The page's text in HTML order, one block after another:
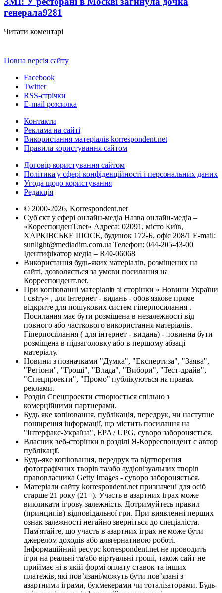
генерала9281
Читати коментарі
Повна версія сайту
Facebook
Twitter
RSS-стрічки
E-mail розсилка
Контакти
Реклама на сайті
Використання матеріалів korrespondent.net
Правила користування сайтом
Договір користування сайтом
Політика у сфері конфіденційності і персональних даних
Угода щодо користування
Редакція
© 2000-2026, Korrespondent.net
Суб'єкт у сфері онлайн-медіа Назва онлайн-медіа –
«КореспонденТ.net» Адреса: 02091, місто Київ,
ХАРКІВСЬКЕ ШОСЕ, будинок 172-Б, офіс 208/1 E-mail:
sunlight@mediadim.com.ua Телефон: 044-205-43-00
Ідентифікатор медіа – R40-06068
Використання будь-яких матеріалів, розміщених на
сайті, дозволяється за умови посилання на
Корреспондент.net.
При копіюванні матеріалів зі сторінки « Новини України
і світу» , для інтернет - видань - обов'язкове пряме
відкрите для пошукових систем гіперпосилання .
Посилання має бути розміщена в незалежності від
повного або часткового використання матеріалів.
Гіперпосилання ( для інтернет - видань) - повинна бути
розміщена в підзаголовку або в першому абзаці
матеріалу.
Новини з позначками "Думка", "Експертиза", "Заява",
"Регіони", "Гроші", "Влада", "Вибори", "Тест-драйв",
"Спецпроекти", "Промо" публікуються на правах
реклами.
Розділ Спецпроекти створюється спільно з
комерційними партнерами.
Будь яке копіювання, публікація, передрук, чи наступне
поширення інформації, що містить посилання на
"Інтерфакс-Україна", EPA / UPG, суворо забороняється.
Власник веб-сторінки в розділі Я-Корреспондент є автор
публікації.
Будь-яке копіювання, передрук та відтворення
фотографічних творів та/або аудіовізуальних творів
правовласника Getty Images - суворо забороняється.
Матеріали сайту korrespondent.net призначені для осіб
старше 21 року (21+). Участь в азартних іграх може
викликати ігрову залежність. Дотримуйтесь правил
(принципів) відповідальної гри. При виявленні перших
ознак залежності негайно зверніться до спеціаліста.
Пам'ятайте, що участь в азартних іграх не може бути
джерелом доходів або альтернативою роботі.
Інформаційний ресурс korrespondent.net не проводить
ігри на реальні та/або віртуальні гроші, також сайт не
приймає ні в якій формі оплату ставок та інших
платежів, які пов’язані/можуть бути пов’язані з
азартними іграми, букмекерами чи тоталізаторами. Будь-